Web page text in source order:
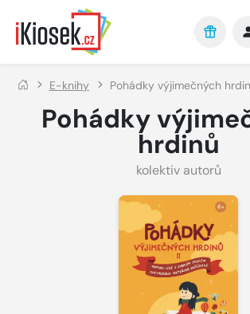
Přejít na hlavní obsah
E-knihy Pohádky výjimečných
Pohádky
hrdinů
kolektiv autorů